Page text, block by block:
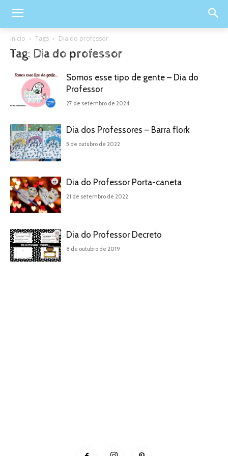
Início Tags Dia do professor
Tag: Dia do professor
Somos esse tipo de gente – Dia do
Professor
27 de setembro de 2024
Dia dos Professores – Barra flork
5 de outubro de 2022
Dia do Professor Porta-caneta
21 de setembro de 2022
Dia do Professor Decreto
8 de outubro de 2019